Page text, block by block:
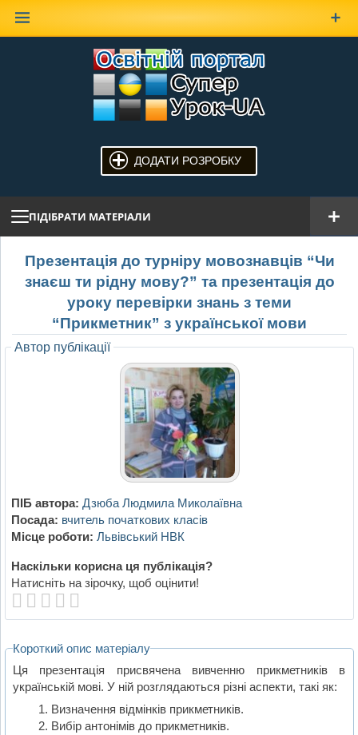
ДОДАТИ РОЗРОБКУ
ПІДІБРАТИ МАТЕРІАЛИ
Презентація до турніру мовознавців “Чи
знаєш ти рідну мову?” та презентація до
уроку перевірки знань з теми
“Прикметник” з української мови
Автор публікації
ПІБ автора: Дзюба Людмила Миколаївна
Посада: вчитель початкових класів
Місце роботи: Львівський НВК
Наскільки корисна ця публікація?
Натисніть на зірочку, щоб оцінити!
Короткий опис матеріалу
Ця презентація присвячена вивченню прикметників в
українській мові. У ній розглядаються різні аспекти, такі як:
Визначення відмінків прикметників.
Вибір антонімів до прикметників.